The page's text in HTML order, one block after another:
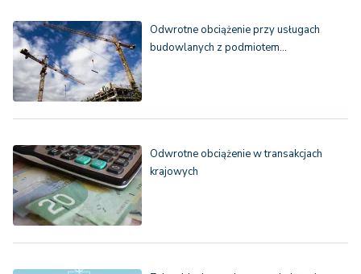
Odwrotne obciążenie przy usługach
budowlanych z podmiotem…
Odwrotne obciążenie w transakcjach
krajowych